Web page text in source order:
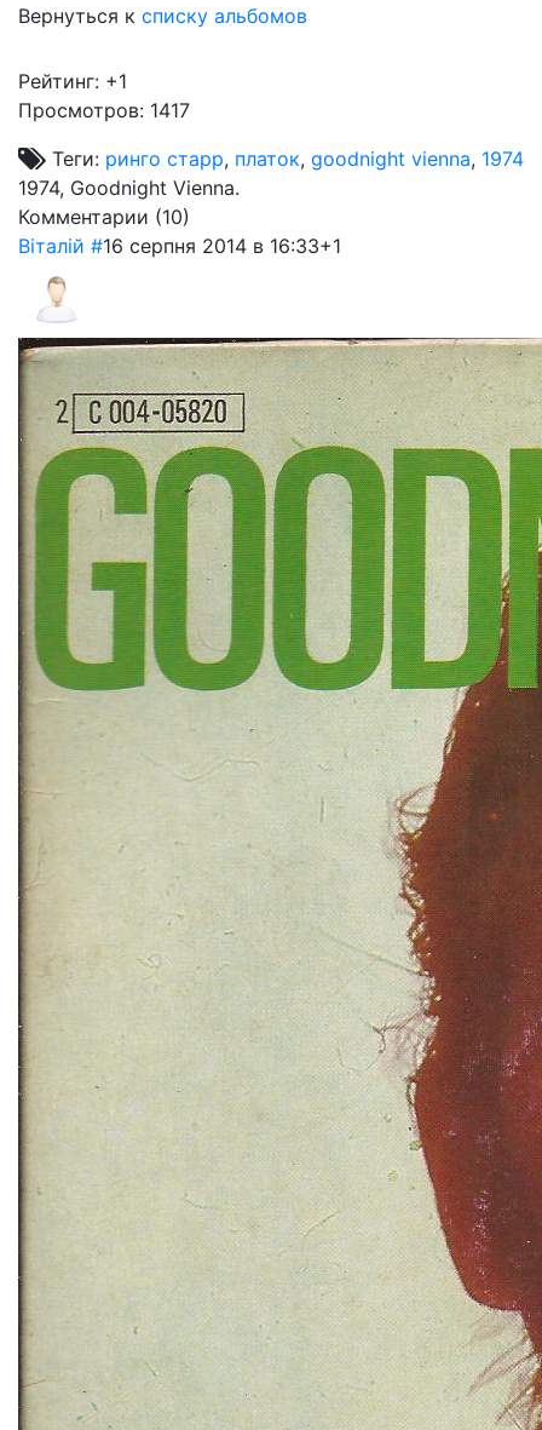
Вернуться к списку альбомов
Рейтинг: +1
Просмотров: 1417
Теги: ринго старр, платок, goodnight vienna, 1974
1974, Goodnight Vienna.
Комментарии (10)
Віталій #16 серпня 2014 в 16:33+1